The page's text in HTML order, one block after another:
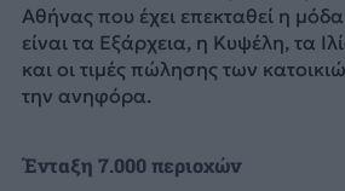
Αθήνας που έχει επεκταθεί η
είναι τα Εξάρχεια, η Κυψέλη, τα
και οι τιμές πώλησης των
την ανηφόρα.
Ένταξη 7.000 περιοχών